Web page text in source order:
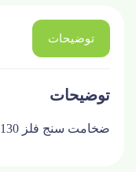
توضیحات
توضیحات
ضخامت سنج فلز BENTECH GM-130